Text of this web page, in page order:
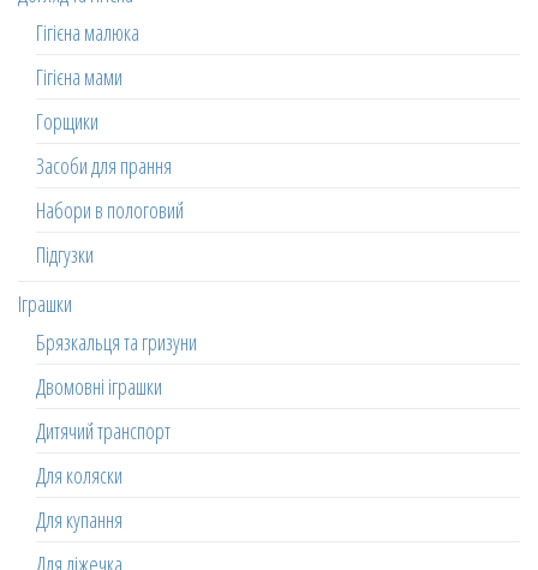
Гігієна малюка
Гігієна мами
Горщики
Засоби для прання
Набори в пологовий
Підгузки
Іграшки
Брязкальця та гризуни
Двомовні іграшки
Дитячий транспорт
Для коляски
Для купання